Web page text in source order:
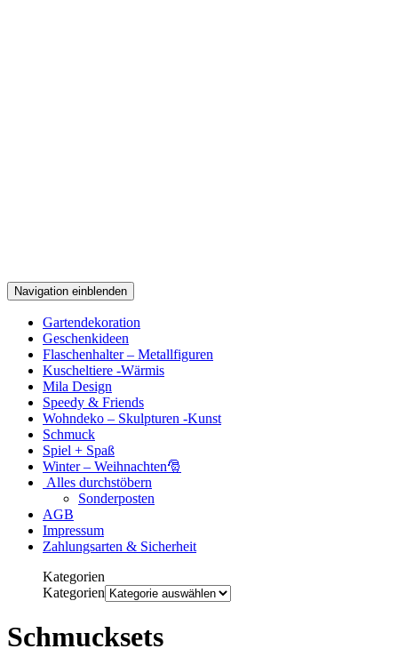
Navigation einblenden
Gartendekoration
Geschenkideen
Flaschenhalter – Metallfiguren
Kuscheltiere -Wärmis
Mila Design
Speedy & Friends
Wohndeko – Skulpturen -Kunst
Schmuck
Spiel + Spaß
Winter – Weihnachten🎅
Alles durchstöbern
Sonderposten
AGB
Impressum
Zahlungsarten & Sicherheit
Kategorien
Kategorien
Schmucksets